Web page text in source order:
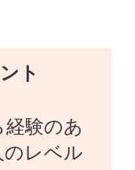
ト
験のあ
のレベル